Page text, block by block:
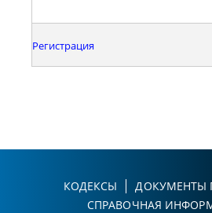
Регистрация
КОДЕКСЫ
ДОКУМЕНТЫ
СПРАВОЧНАЯ